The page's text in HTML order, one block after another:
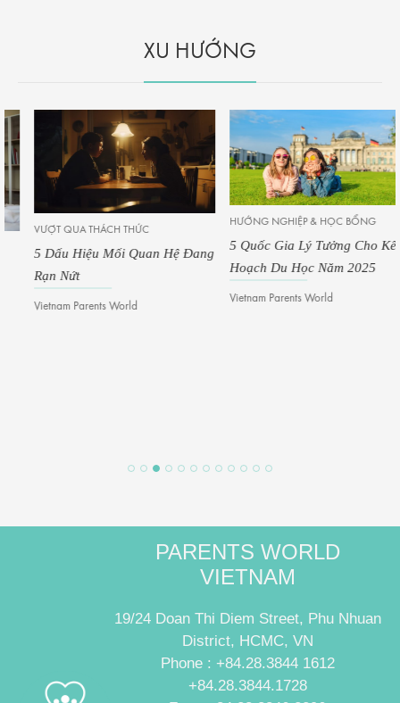
XU HƯỚNG
VƯỢT QUA THÁCH THỨC
5 Dấu Hiệu Mối Quan Hệ Đang
Rạn Nứt
Vietnam Parents World
HƯỚNG NGHIỆP & HỌC BỔNG
5 Quốc Gia Lý Tưởng Cho Kế
Hoạch Du Học Năm 2025
Vietnam Parents World
PARENTS WORLD
VIETNAM
19/24 Doan Thi Diem Street, Phu Nhuan
District, HCMC, VN
Phone : +84.28.3844 1612
+84.28.3844.1728